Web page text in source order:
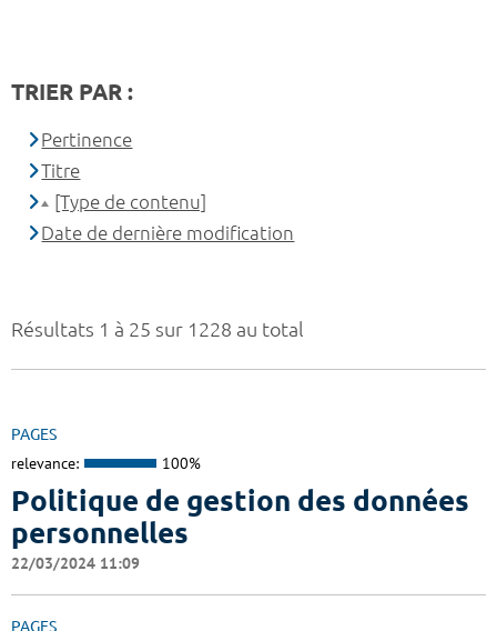
Résultats 1 à 25 sur 1228 au total
PAGES
relevance: 100%
Politique de gestion des données
personnelles
22/03/2024 11:09
PAGES
TRIER PAR :
Pertinence
Titre
[Type de contenu]
Date de dernière modification